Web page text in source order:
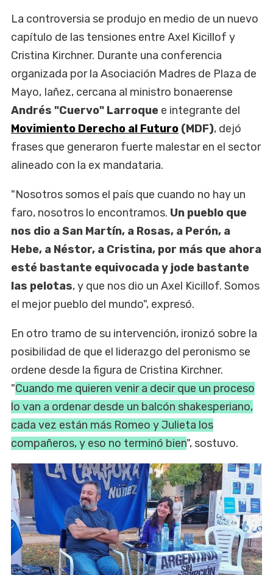
La controversia se produjo en medio de un nuevo
capítulo de las tensiones entre Axel Kicillof y
Cristina Kirchner. Durante una conferencia
organizada por la Asociación Madres de Plaza de
Mayo, Iañez, cercana al ministro bonaerense
Andrés "Cuervo" Larroque e integrante del
Movimiento Derecho al Futuro (MDF), dejó
frases que generaron fuerte malestar en el sector
alineado con la ex mandataria.
"Nosotros somos el país que cuando no hay un
faro, nosotros lo encontramos. Un pueblo que
nos dio a San Martín, a Rosas, a Perón, a
Hebe, a Néstor, a Cristina, por más que ahora
esté bastante equivocada y jode bastante
las pelotas, y que nos dio un Axel Kicillof. Somos
el mejor pueblo del mundo", expresó.
En otro tramo de su intervención, ironizó sobre la
posibilidad de que el liderazgo del peronismo se
ordene desde la figura de Cristina Kirchner.
"Cuando me quieren venir a decir que un proceso
lo van a ordenar desde un balcón shakesperiano,
cada vez están más Romeo y Julieta los
compañeros, y eso no terminó bien", sostuvo.